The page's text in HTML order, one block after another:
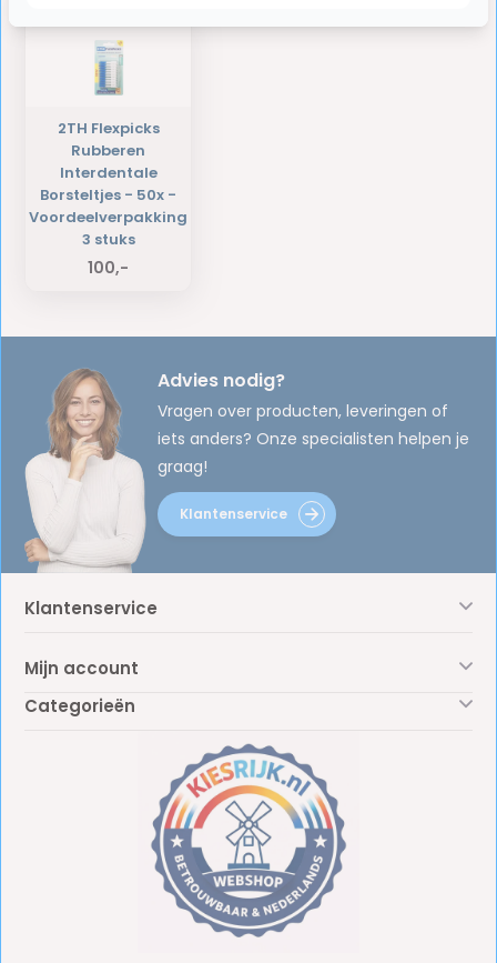
2TH Flexpicks
Rubberen
Interdentale
Borsteltjes - 50x -
Voordeelverpakking
3 stuks
100,-
Advies nodig?
Vragen over producten, leveringen of
iets anders? Onze specialisten helpen je
graag!
Klantenservice
Klantenservice
Mijn account
Categorieën